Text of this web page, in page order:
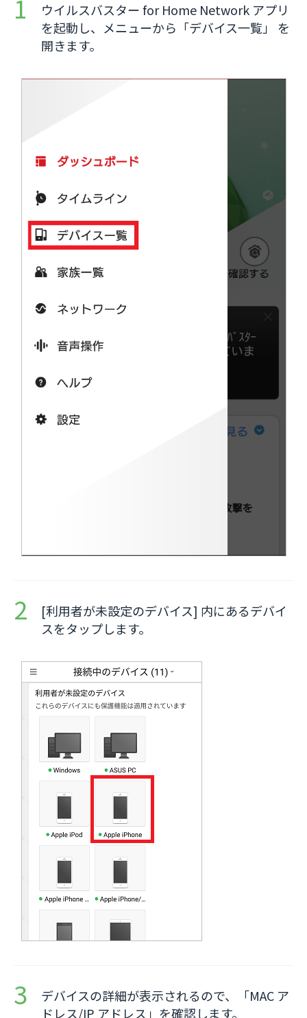
ウイルスバスター for Home Network アプリ
を起動し、メニューから「デバイス一覧」 を
開きます。
[利用者が未設定のデバイス] 内にあるデバイ
スをタップします。
デバイスの詳細が表示されるので、「MAC ア
ドレス/IP アドレス」を確認します。